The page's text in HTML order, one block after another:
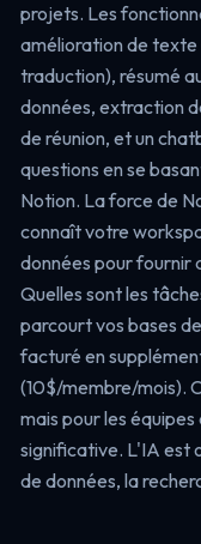
projets. Les
amélioration de
traduction), résumé
données, extraction
de réunion, et un
questions en se
Notion. La force de
connaît votre
données pour fournir
Quelles sont les
parcourt vos bases
facturé en
(10$/membre/mois).
mais pour les
significative. L'IA est
de données, la